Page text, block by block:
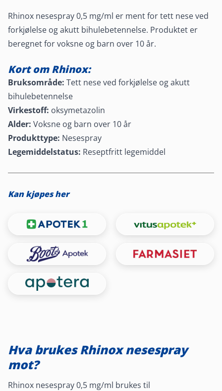
Rhinox nesespray 0,5 mg/ml er ment for tett nese ved
forkjølelse og akutt bihulebetennelse. Produktet er
beregnet for voksne og barn over 10 år.
Kort om Rhinox:
Bruksområde: Tett nese ved forkjølelse og akutt
bihulebetennelse
Virkestoff: oksymetazolin
Alder: Voksne og barn over 10 år
Produkttype: Nesespray
Legemiddelstatus: Reseptfritt legemiddel
Kan kjøpes her
Hva brukes Rhinox nesespray
mot?
Rhinox nesespray 0,5 mg/ml brukes til